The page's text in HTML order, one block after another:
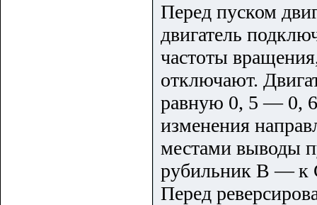
Перед пуском
двигатель
частоты
отключают.
равную 0, 5 — 0,
изменения
местами выводы
рубильник В —к
Перед